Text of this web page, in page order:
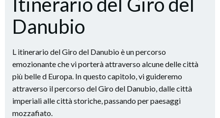
Danubio
L itinerario del Giro del Danubio è un percorso
emozionante che vi porterà attraverso alcune delle città
più belle d Europa. In questo capitolo, vi guideremo
attraverso il percorso del Giro del Danubio, dalle città
imperiali alle città storiche, passando per paesaggi
mozzafiato.